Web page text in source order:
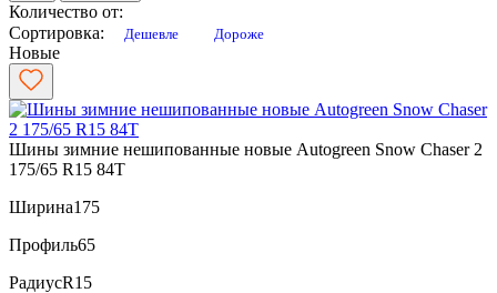
Количество от:
Сортировка:
Дешевле Дороже
Новые
Шины зимние нешипованные новые Autogreen Snow Chaser 2
175/65 R15 84T
Ширина175
Профиль65
РадиусR15